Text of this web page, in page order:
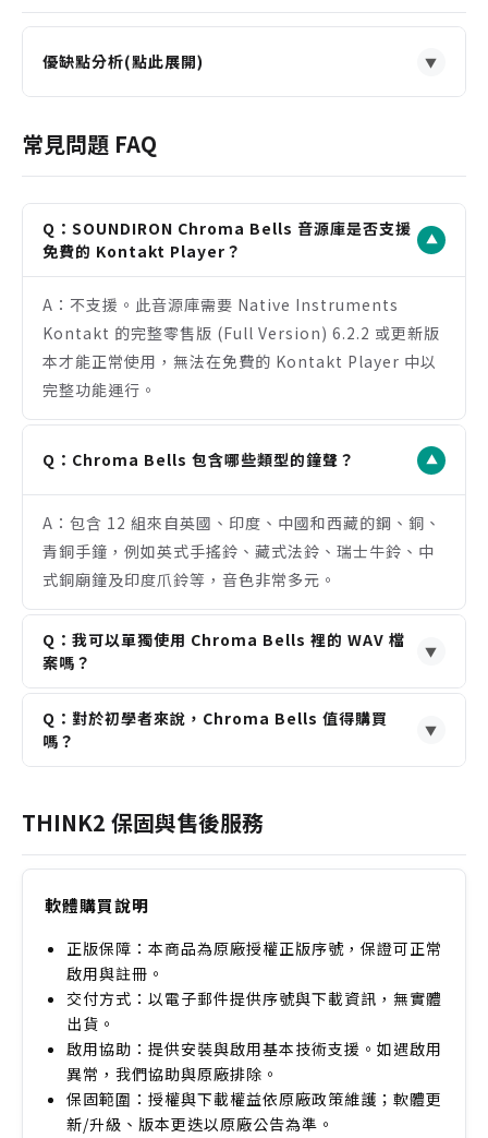
優缺點分析(點此展開) ▼
收錄橫跨多國文化的 12 組手鐘，音色獨特且極具辨
頭），混音彈性極高。
內建強大的 LFO、琶音器與效果器機架，方便快速進
行聲音設計。
音源為開放格式，WAV 檔案可直接用於其他軟體或取
樣機。
注意事項
需要完整版 Kontakt 6.2.2 或以上版本，不支援免費
Kontakt Player。
安裝容量達 9.8 GB，需要預留足夠的硬碟空間。
下載。
常見問題 FAQ
Q：SOUNDIRON Chroma Bells 音源庫是否支援
免費的 Kontakt Player？
▼
A：不支援。此音源庫需要 Native Instruments
Kontakt 的完整零售版 (Full Version) 6.2.2 或更新版
本才能正常使用，無法在免費的 Kontakt Player 中以
完整功能運行。
Q：Chroma Bells 包含哪些類型的鐘聲？ ▼
A：包含 12 組來自英國、印度、中國和西藏的鋼、銅、
青銅手鐘，例如英式手搖鈴、藏式法鈴、瑞士牛鈴、中
式銅廟鐘及印度爪鈴等，音色非常多元。
Q：我可以單獨使用 Chroma Bells 裡的 WAV 檔
案嗎？
▼
Format)，所有樣本目錄都未加密，您可以直接在其他
Q：對於初學者來說，Chroma Bells 值得購買
嗎？
▼
者，它直觀的介面與豐富預設能快速上手。但購買前請
務必確認您已擁有完整版 Kontakt 軟體，而非免費
Player 版本。
THINK2 保固與售後服務
軟體購買說明
正版保障：本商品為原廠授權正版序號，保證可正常
啟用與註冊。
交付方式：以電子郵件提供序號與下載資訊，無實體
出貨。
啟用協助：提供安裝與啟用基本技術支援。如遇啟用
異常，我們協助與原廠排除。
保固範圍：授權與下載權益依原廠政策維護；軟體更
新/升級、版本更迭以原廠公告為準。